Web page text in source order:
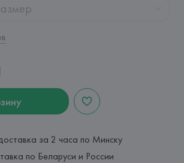
за 2 часа по Минску
по Беларуси и России